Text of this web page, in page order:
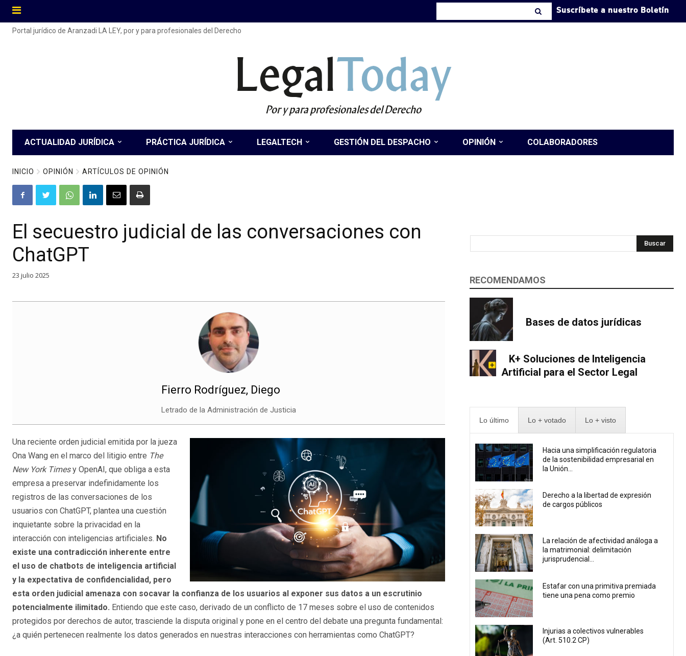
Suscríbete a nuestro Boletín
Portal jurídico de Aranzadi LA LEY, por y para profesionales del Derecho
LegalToday
Por y para profesionales del Derecho
ACTUALIDAD JURÍDICA PRÁCTICA JURÍDICA LEGALTECH GESTIÓN DEL DESPACHO OPINIÓN COLABORADORES
INICIO OPINIÓN ARTÍCULOS DE OPINIÓN
El secuestro judicial de las conversaciones con
ChatGPT
23 julio 2025
Fierro Rodríguez, Diego
Letrado de la Administración de Justicia
Una reciente orden judicial emitida por la jueza
Ona Wang en el marco del litigio entre The
New York Timesy OpenAI, que obliga a esta
empresa a preservar indefinidamente los
registros de las conversaciones de los
usuarios con ChatGPT, plantea una cuestión
inquietante sobre la privacidad en la
interacción con inteligencias artificiales. No
existe una contradicción inherente entre
el uso de chatbots de inteligencia artificial
y la expectativa de confidencialidad, pero
esta orden judicial amenaza con socavar la confianza de los usuarios al exponer sus datos a un escrutinio
potencialmente ilimitado. Entiendo que este caso, derivado de un conflicto de 17 meses sobre el uso de contenidos
protegidos por derechos de autor, trasciende la disputa original y pone en el centro del debate una pregunta fundamental:
¿a quién pertenecen realmente los datos generados en nuestras interacciones con herramientas como ChatGPT?
Buscar
RECOMENDAMOS
Bases de datos jurídicas
K+ Soluciones de Inteligencia
Artificial para el Sector Legal
Lo último Lo + votado Lo + visto
Hacia una simplificación regulatoria
de la sostenibilidad empresarial en
la Unión...
Derecho a la libertad de expresión
de cargos públicos
La relación de afectividad análoga a
la matrimonial: delimitación
jurisprudencial...
Estafar con una primitiva premiada
tiene una pena como premio
Injurias a colectivos vulnerables
(Art. 510.2 CP)